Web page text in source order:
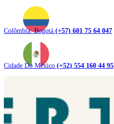
Colômbia. Bogotá (+57) 601 75 64 047
Cidade Do México (+52) 554 160 44 95